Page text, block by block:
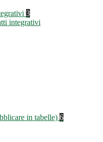
3
integrativi
in tabelle) 6